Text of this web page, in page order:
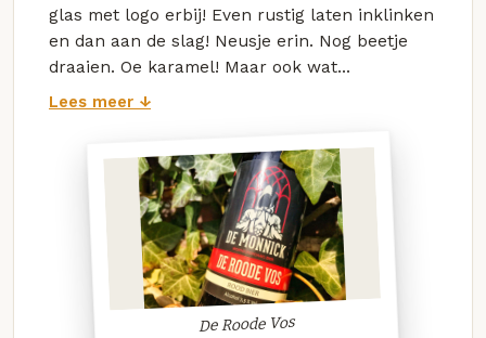
glas met logo erbij! Even rustig laten inklinken
en dan aan de slag! Neusje erin. Nog beetje
draaien. Oe karamel! Maar ook wat...
Lees meer ↓
De Roode Vos